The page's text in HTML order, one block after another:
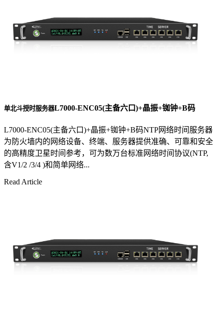
单北斗授时服务器L7000-ENC05(主备六口)+晶振+铷钟+B码
L7000-ENC05(主备六口)+晶振+铷钟+B码NTP网络时间服务器
为防火墙内的网络设备、终端、服务器提供准确、可靠和安全
的高精度卫星时间参考，可为数万台标准网络时间协议(NTP,
含V1/2 /3/4 )和简单网络...
Read Article